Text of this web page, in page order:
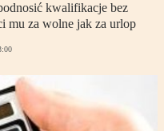
kwalifikacje bez
mu za wolne jak za urlop